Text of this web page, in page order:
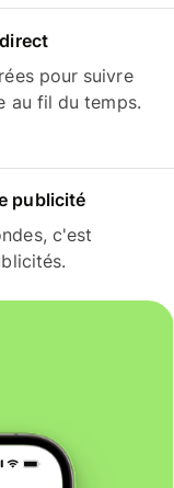
pour suivre
au fil du temps.
publicité
c'est